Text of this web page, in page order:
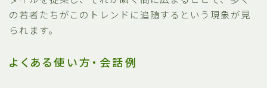
の若者たちがこのトレンドに追随するという現象が見
られます。
よくある使い方・会話例